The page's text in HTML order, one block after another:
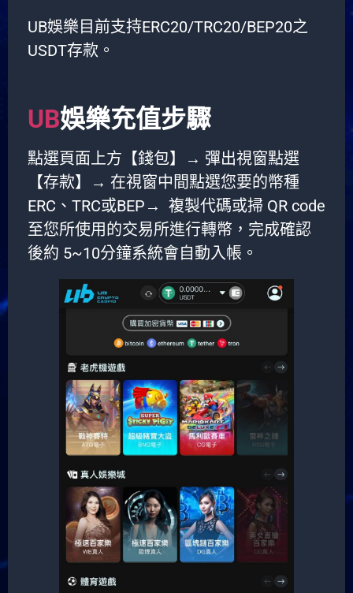
UB娛樂目前支持ERC20/TRC20/BEP20之
USDT存款。
UB娛樂充值步驟
點選頁面上方【錢包】→ 彈出視窗點選
【存款】→ 在視窗中間點選您要的幣種
ERC、TRC或BEP→ 複製代碼或掃 QR code
至您所使用的交易所進行轉幣，完成確認
後約 5~10分鐘系統會自動入帳。